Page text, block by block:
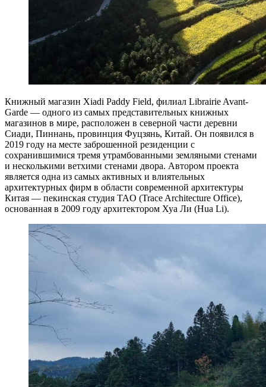
Книжный магазин Xiadi Paddy Field, филиал Librairie Avant-
Garde — одного из самых представительных книжных
магазинов в мире, расположен в северной части деревни
Сиади, Пиннань, провинция Фуцзянь, Китай. Он появился в
2019 году на месте заброшенной резиденции с
сохранившимися тремя утрамбованными земляными стенами
и несколькими ветхими стенами двора. Автором проекта
является одна из самых активных и влиятельных
архитектурных фирм в области современной архитектуры
Китая — пекинская студия TAO (Trace Architecture Office),
основанная в 2009 году архитектором Хуа Ли (Hua Li).